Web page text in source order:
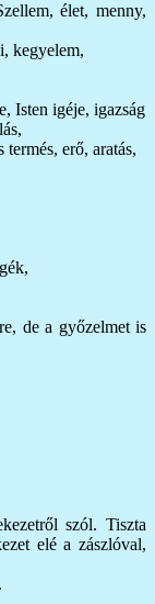
élet, menny,
kegyelem,
igéje, igazság
erő, aratás,
de a győzelmet is
szól. Tiszta
elé a zászlóval,